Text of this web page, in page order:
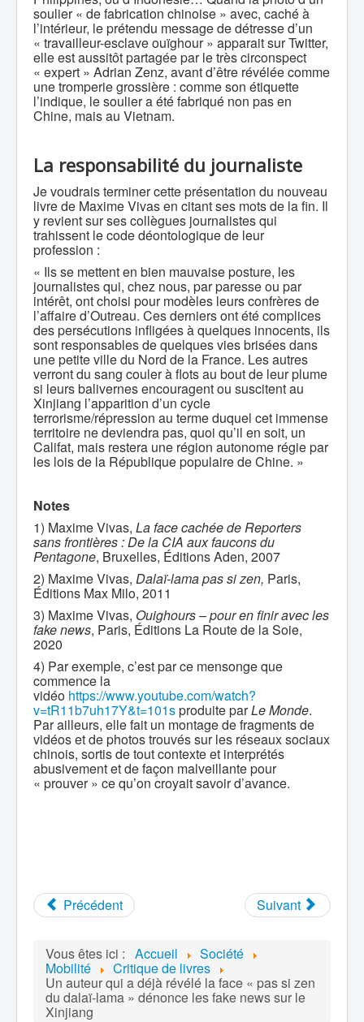
soulier « de fabrication chinoise » avec, caché à
l’intérieur, le prétendu message de détresse d’un
« travailleur-esclave ouïghour » apparait sur Twitter,
elle est aussitôt partagée par le très circonspect
« expert » Adrian Zenz, avant d’être révélée comme
une tromperie grossière : comme son étiquette
l’indique, le soulier a été fabriqué non pas en
Chine, mais au Vietnam.
La responsabilité du journaliste
Je voudrais terminer cette présentation du nouveau
livre de Maxime Vivas en citant ses mots de la fin. Il
y revient sur ses collègues journalistes qui
trahissent le code déontologique de leur
profession :
« Ils se mettent en bien mauvaise posture, les
journalistes qui, chez nous, par paresse ou par
intérêt, ont choisi pour modèles leurs confrères de
l’affaire d’Outreau. Ces derniers ont été complices
des persécutions infligées à quelques innocents, ils
sont responsables de quelques vies brisées dans
une petite ville du Nord de la France. Les autres
verront du sang couler à flots au bout de leur plume
si leurs balivernes encouragent ou suscitent au
Xinjiang l’apparition d’un cycle
terrorisme/répression au terme duquel cet immense
territoire ne deviendra pas, quoi qu’il en soit, un
Califat, mais restera une région autonome régie par
les lois de la République populaire de Chine. »
Notes
1) Maxime Vivas, La face cachée de Reporters
sans frontières : De la CIA aux faucons du
Pentagone, Bruxelles, Éditions Aden, 2007
2) Maxime Vivas, Dalaï-lama pas si zen, Paris,
Éditions Max Milo, 2011
3) Maxime Vivas, Ouighours – pour en finir avec les
fake news, Paris, Éditions La Route de la Soie,
2020
4) Par exemple, c’est par ce mensonge que
commence la
vidéo https://www.youtube.com/watch?
v=tR11b7uh17Y&t=101sproduite parLe Monde.
Par ailleurs, elle fait un montage de fragments de
vidéos et de photos trouvés sur les réseaux sociaux
chinois, sortis de tout contexte et interprétés
abusivement et de façon malveillante pour
« prouver » ce qu’on croyait savoir d’avance.
Précédent Suivant
Vous êtes ici : Accueil Société
Mobilité Critique de livres
Un auteur qui a déjà révélé la face « pas si zen
du dalaï-lama » dénonce les fake news sur le
Xinjiang